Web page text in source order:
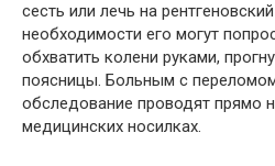
сесть или лечь на
необходимости его могут
обхватить колени руками,
поясницы. Больным с
обследование проводят прямо
медицинских носилках.